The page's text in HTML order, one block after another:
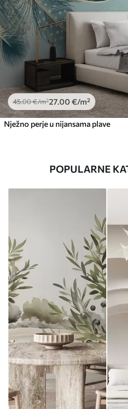
45.00€/m²27 .00 €/m²
Nježno perje u nijansama plave
POPULARNE